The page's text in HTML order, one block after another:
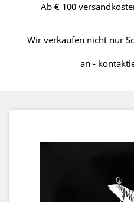
Ab € 100
Wir verkaufen nicht nur
an -